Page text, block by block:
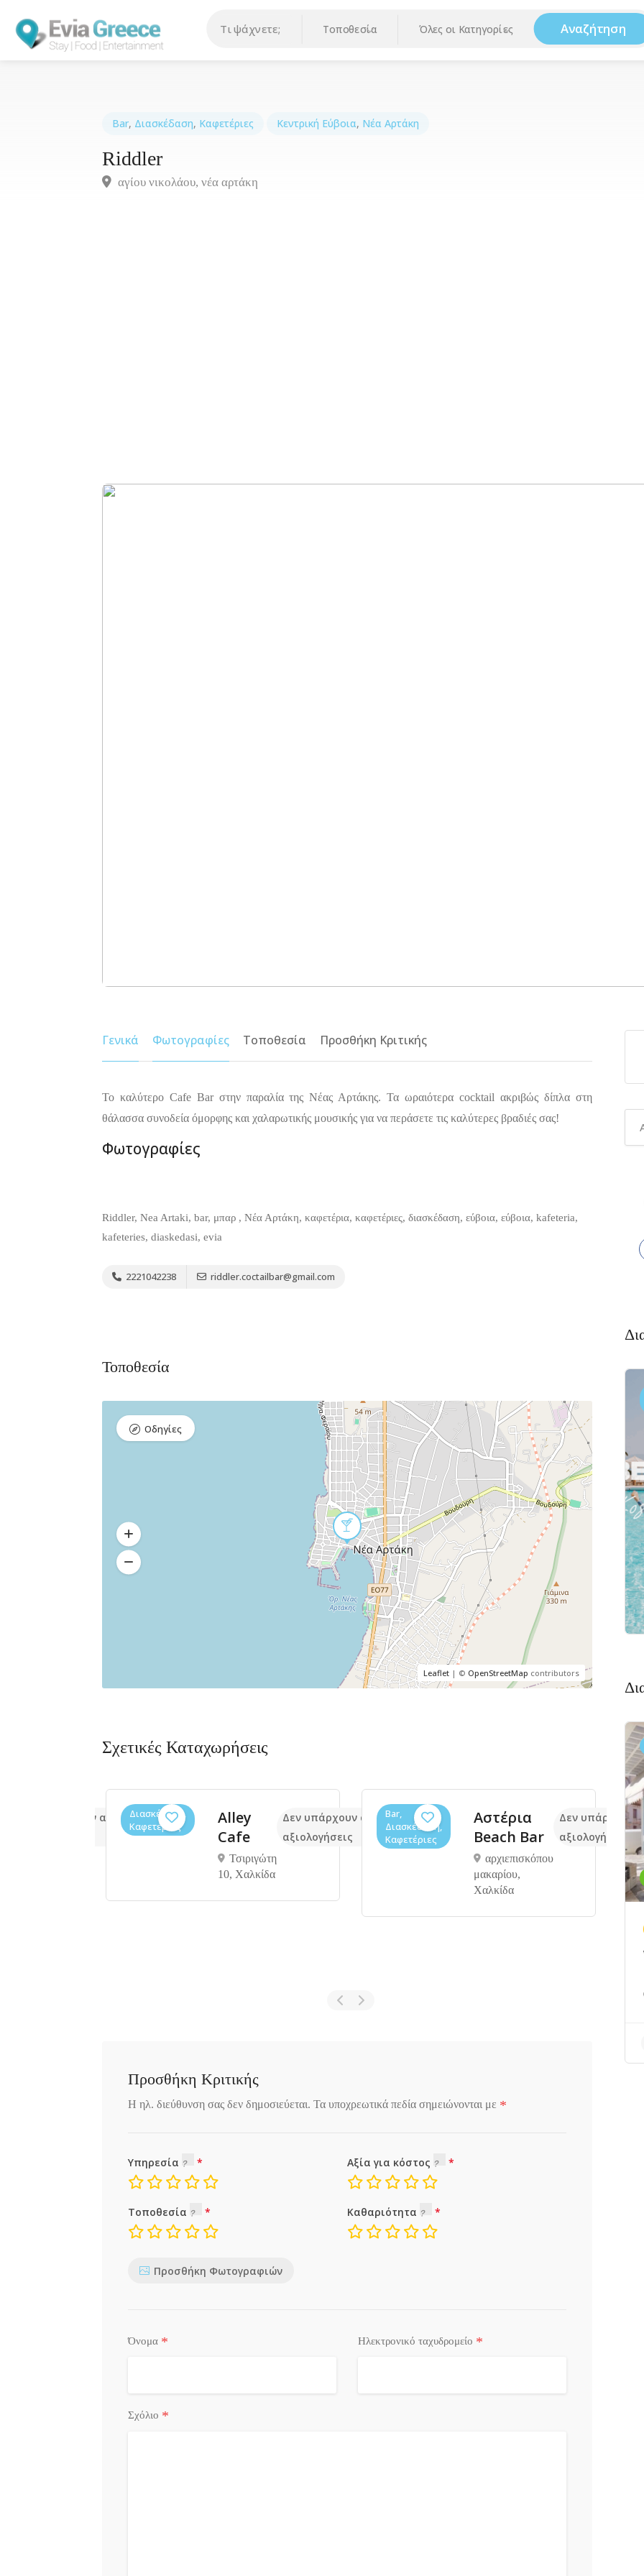
Τοποθεσία Όλες οι Κατηγορίες Αναζήτηση
Bar, Διασκέδαση, Καφετέριες Κεντρική Εύβοια, Νέα Αρτάκη
Riddler
αγίου νικολάου, νέα αρτάκη
Γενικά Φωτογραφίες Τοποθεσία Προσθήκη Κριτικής
Το καλύτερο Cafe Bar στην παραλία της Νέας Αρτάκης. Τα ωραιότερα cocktail ακριβώς δίπλα στη
θάλασσα συνοδεία όμορφης και χαλαρωτικής μουσικής για να περάσετε τις καλύτερες βραδιές σας!
Φωτογραφίες
Riddler, Nea Artaki, bar, μπαρ , Νέα Αρτάκη, καφετέρια, καφετέριες, διασκέδαση, εύβοια, εύβοια, kafeteria,
kafeteries, diaskedasi, evia
2221042238 riddler.coctailbar@gmail.com
Τοποθεσία
Leaflet| © OpenStreetMap contributors
Οδηγίες
Σχετικές Καταχωρήσεις
Δεν υπάρχουν ακόμαΔιασκέδαση,
Καφετέριες
Alley
Cafe
Τσιριγώτη
10, Xαλκίδα
Δεν υπάρχουν ακόμα
αξιολογήσεις
Bar,
Διασκέδαση,
Καφετέριες
Αστέρια
Beach Bar
αρχιεπισκόπου
μακαρίου,
Xαλκίδα
Δεν υπάρχουν
αξιολογήσεις
Προσθήκη Κριτικής
Η ηλ. διεύθυνση σας δεν δημοσιεύεται. Τα υποχρεωτικά πεδία σημειώνονται με *
Υπηρεσία Αξία για κόστος
Τοποθεσία Καθαριότητα
Προσθήκη Φωτογραφιών
Όνομα * Ηλεκτρονικό ταχυδρομείο *
Σχόλιο *
Εστιατόρια
Raval Χαλκιδα
Καραολή και
Δημητρίου 1, Xαλκίδα
Ξενοδοχεία
Πακέτο
Kaminos
Resort
Λίμνη,
Βόρεια
Εύβοια 340 05